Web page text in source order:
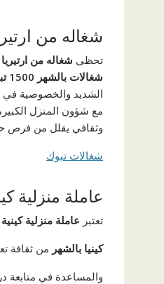
شغاله من
تحظى شغاله من
شغالات بالشهر 1500 تبوك
الشديد والخصوصية في
مع شؤون المنزل
وثقافي يقلل من فرص
شغالات تبوك
عاملة منزلية
تعتبر عاملة منزلية كينية
كينيا بالشهر من ثقافة
والمساعدة في متابعة